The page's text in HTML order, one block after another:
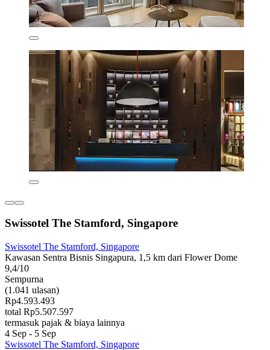
Swissotel The Stamford, Singapore
Swissotel The Stamford, Singapore
Kawasan Sentra Bisnis Singapura, 1,5 km dari Flower Dome
9,4/10
Sempurna
(1.041 ulasan)
Rp4.593.493
total Rp5.507.597
termasuk pajak & biaya lainnya
4 Sep - 5 Sep
Swissotel The Stamford, Singapore